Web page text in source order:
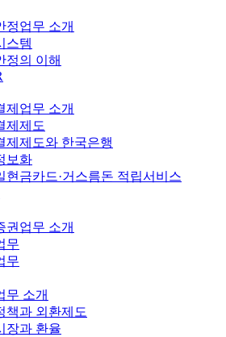
정업무 소개
스템
정의 이해
제업무 소개
제제도
제제도와 한국은행
보화
현금카드·거스름돈 적립서비스
권업무 소개
무
무
무 소개
책과 외환제도
장과 환율